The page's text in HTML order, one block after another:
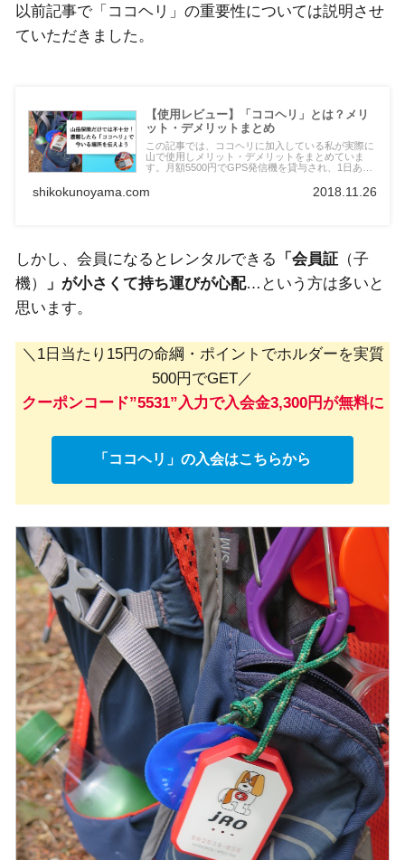
以前記事で「ココヘリ」の重要性については説明させ
ていただきました。
【使用レビュー】「ココヘリ」とは？メリ
ット・デメリットまとめ
この記事では、ココヘリに加入している私が実際に
山で使用しメリット・デメリットをまとめていま
す。月額5500円でGPS発信機を貸与され、1日あた
発信機だけでなく受信機を借りることで、仲間内で
の捜索にも活用でき、とても安価で有用なサービス
shikokunoyama.com 2018.11.26
しかし、会員になるとレンタルできる 「会員証 （子
機）
」が小さくて持ち運びが心配…という方は多いと
思います。
＼1日当たり15円の命綱・ポイントでホルダーを実質
500円でGET／
クーポンコード”5531”入力で入会金3,300円が無料に
「ココヘリ」の入会はこちらから